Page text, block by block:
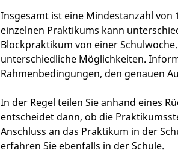
Insgesamt ist eine Mindestanzahl von
einzelnen Praktikums kann
Blockpraktikum von einer
unterschiedliche Möglichkeiten.
Rahmenbedingungen, den genauen
In der Regel teilen Sie anhand eines
entscheidet dann, ob die
Anschluss an das Praktikum in der
erfahren Sie ebenfalls in der Schule.